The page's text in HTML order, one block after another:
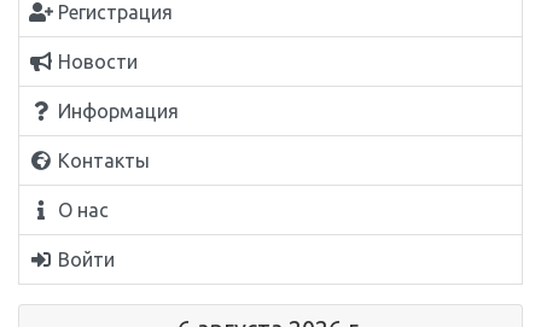
Регистрация
Новости
Информация
Контакты
О нас
Войти